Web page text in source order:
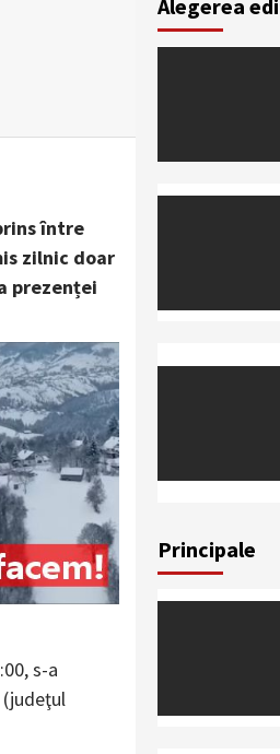
între
zilnic doar
prezenței
s-a
(judeţul
Alegerea
Principale